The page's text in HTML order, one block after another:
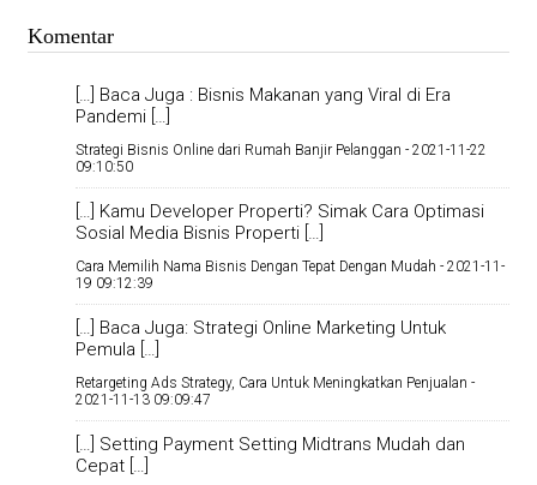
Komentar
[…] Baca Juga : Bisnis Makanan yang Viral di Era
Pandemi […]
Strategi Bisnis Online dari Rumah Banjir Pelanggan - 2021-11-22
09:10:50
[…] Kamu Developer Properti? Simak Cara Optimasi
Sosial Media Bisnis Properti […]
Cara Memilih Nama Bisnis Dengan Tepat Dengan Mudah - 2021-11-
19 09:12:39
[…] Baca Juga: Strategi Online Marketing Untuk
Pemula […]
Retargeting Ads Strategy, Cara Untuk Meningkatkan Penjualan -
2021-11-13 09:09:47
[…] Setting Payment Setting Midtrans Mudah dan
Cepat […]